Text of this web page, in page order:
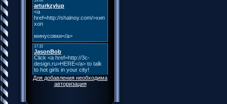
Для добавления необходима
авторизация